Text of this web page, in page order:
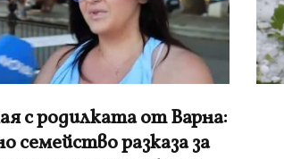
като грах удари
Силистренско